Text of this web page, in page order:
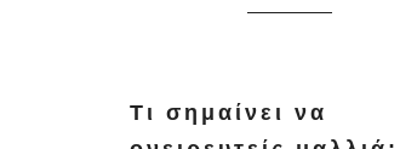
Τι σημαίνει να